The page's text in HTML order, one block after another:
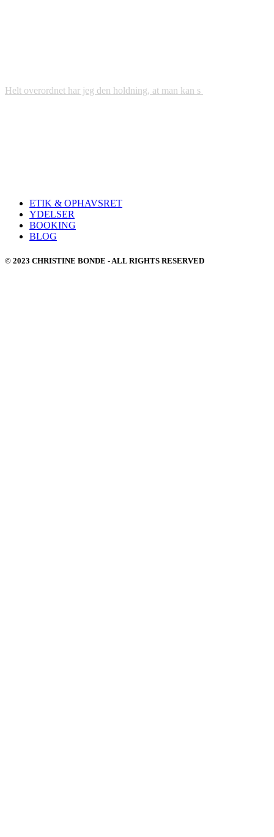
Helt overordnet har jeg den holdning, at man kan s
ETIK & OPHAVSRET
YDELSER
BOOKING
BLOG
© 2023 CHRISTINE BONDE - ALL RIGHTS RESERVED